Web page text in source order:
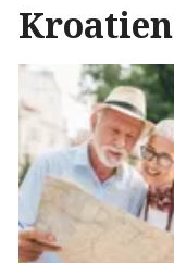
Kroatien